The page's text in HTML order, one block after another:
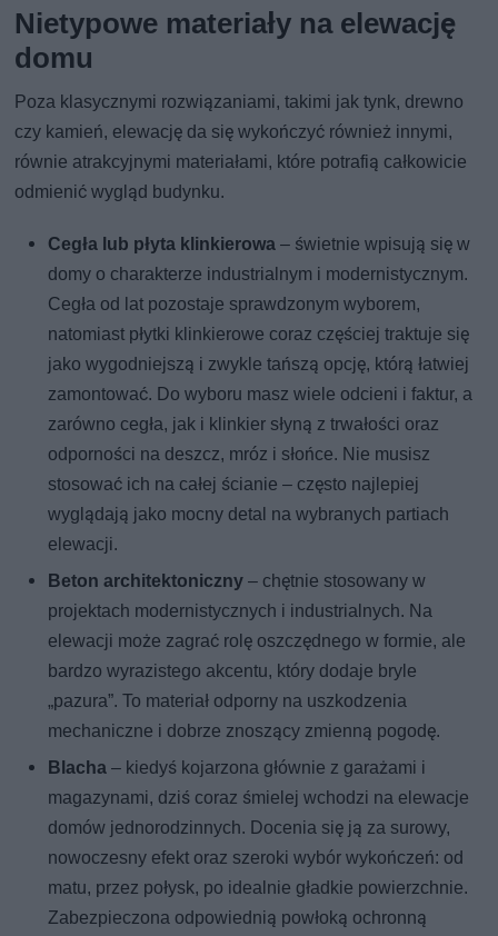
Nietypowe materiały na elewację
domu
Poza klasycznymi rozwiązaniami, takimi jak tynk, drewno
czy kamień, elewację da się wykończyć również innymi,
równie atrakcyjnymi materiałami, które potrafią całkowicie
odmienić wygląd budynku.
Cegła lub płyta klinkierowa – świetnie wpisują się w
domy o charakterze industrialnym i modernistycznym.
Cegła od lat pozostaje sprawdzonym wyborem,
natomiast płytki klinkierowe coraz częściej traktuje się
jako wygodniejszą i zwykle tańszą opcję, którą łatwiej
zamontować. Do wyboru masz wiele odcieni i faktur, a
zarówno cegła, jak i klinkier słyną z trwałości oraz
odporności na deszcz, mróz i słońce. Nie musisz
stosować ich na całej ścianie – często najlepiej
wyglądają jako mocny detal na wybranych partiach
elewacji.
Beton architektoniczny – chętnie stosowany w
projektach modernistycznych i industrialnych. Na
elewacji może zagrać rolę oszczędnego w formie, ale
bardzo wyrazistego akcentu, który dodaje bryle
„pazura”. To materiał odporny na uszkodzenia
mechaniczne i dobrze znoszący zmienną pogodę.
Blacha – kiedyś kojarzona głównie z garażami i
magazynami, dziś coraz śmielej wchodzi na elewacje
domów jednorodzinnych. Docenia się ją za surowy,
nowoczesny efekt oraz szeroki wybór wykończeń: od
matu, przez połysk, po idealnie gładkie powierzchnie.
Zabezpieczona odpowiednią powłoką ochronną